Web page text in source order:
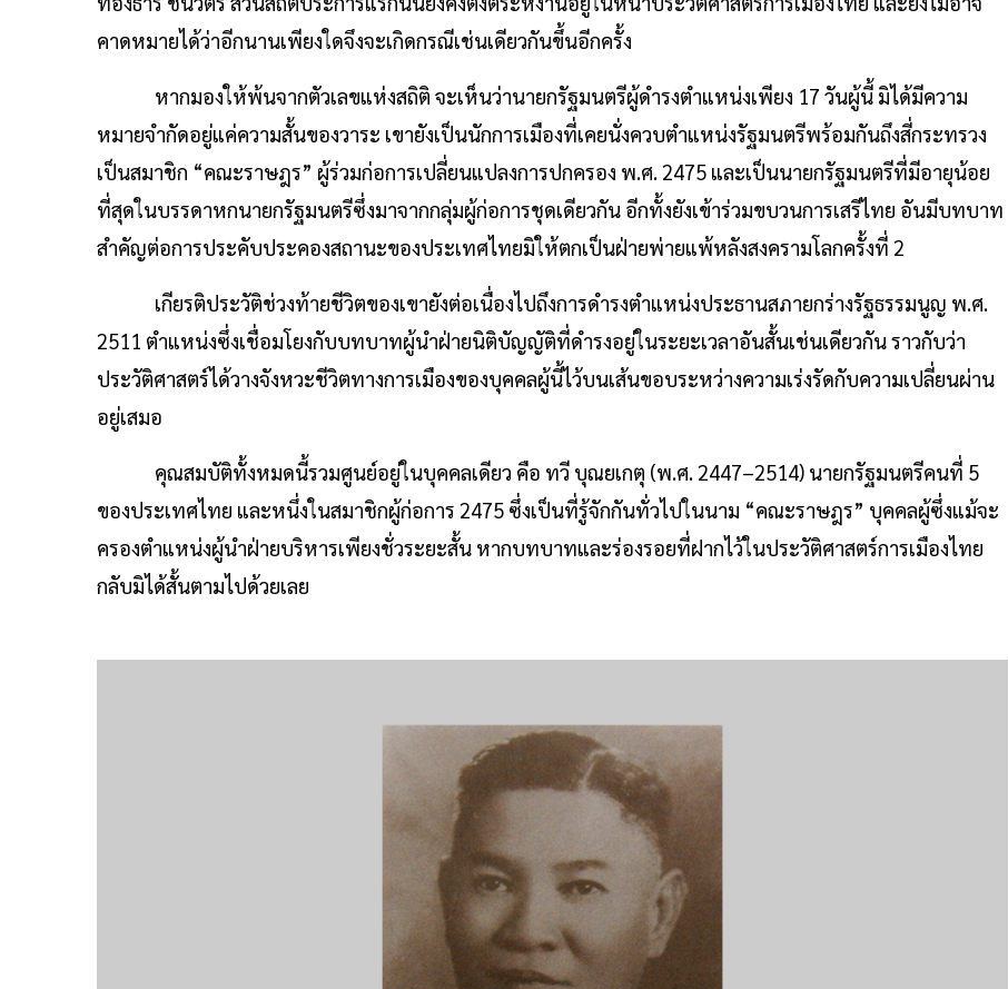
คาดหมายได้ว่าอีกนานเพียงใดจึงจะเกิดกรณีเช่นเดียวกันขึ้นอีกครั้ง
หากมองให้พ้นจากตัวเลขแห่งสถิติ จะเห็นว่านายกรัฐมนตรีผู้ดำรงตำแหน่งเพียง 17 วันผู้นี้ มิได้มีความ
หมายจำกัดอยู่แค่ความสั้นของวาระ เขายังเป็นนักการเมืองที่เคยนั่งควบตำแหน่งรัฐมนตรีพร้อมกันถึงสี่กระทรวง
เป็นสมาชิก “คณะราษฎร” ผู้ร่วมก่อการเปลี่ยนแปลงการปกครอง พ.ศ. 2475 และเป็นนายกรัฐมนตรีที่มีอายุน้อย
ที่สุดในบรรดาหกนายกรัฐมนตรีซึ่งมาจากกลุ่มผู้ก่อการชุดเดียวกัน อีกทั้งยังเข้าร่วมขบวนการเสรีไทย อันมีบทบาท
สำคัญต่อการประคับประคองสถานะของประเทศไทยมิให้ตกเป็นฝ่ายพ่ายแพ้หลังสงครามโลกครั้งที่ 2
เกียรติประวัติช่วงท้ายชีวิตของเขายังต่อเนื่องไปถึงการดำรงตำแหน่งประธานสภายกร่างรัฐธรรมนูญ พ.ศ.
2511 ตำแหน่งซึ่งเชื่อมโยงกับบทบาทผู้นำฝ่ายนิติบัญญัติที่ดำรงอยู่ในระยะเวลาอันสั้นเช่นเดียวกัน ราวกับว่า
ประวัติศาสตร์ได้วางจังหวะชีวิตทางการเมืองของบุคคลผู้นี้ไว้บนเส้นขอบระหว่างความเร่งรัดกับความเปลี่ยนผ่าน
อยู่เสมอ
คุณสมบัติทั้งหมดนี้รวมศูนย์อยู่ในบุคคลเดียว คือ ทวี บุณยเกตุ (พ.ศ. 2447–2514) นายกรัฐมนตรีคนที่ 5
ของประเทศไทย และหนึ่งในสมาชิกผู้ก่อการ 2475 ซึ่งเป็นที่รู้จักกันทั่วไปในนาม “คณะราษฎร” บุคคลผู้ซึ่งแม้จะ
ครองตำแหน่งผู้นำฝ่ายบริหารเพียงชั่วระยะสั้น หากบทบาทและร่องรอยที่ฝากไว้ในประวัติศาสตร์การเมืองไทย
กลับมิได้สั้นตามไปด้วยเลย